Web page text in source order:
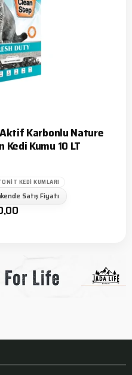
Karbonlu Nature
Kumu 10 LT
KEDI KUMLARI
Satış Fiyatı